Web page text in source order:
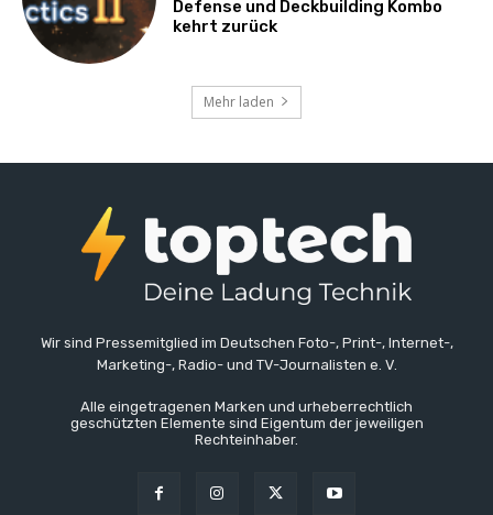
Defense und Deckbuilding Kombo
kehrt zurück
Mehr laden
Wir sind Pressemitglied im Deutschen Foto-, Print-, Internet-,
Marketing-, Radio- und TV-Journalisten e. V.
Alle eingetragenen Marken und urheberrechtlich
geschützten Elemente sind Eigentum der jeweiligen
Rechteinhaber.